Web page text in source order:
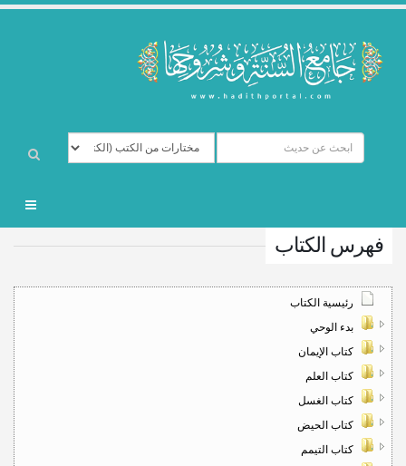
فهرس الكتاب
رئيسية الكتاب
بدء الوحي
كتاب الإيمان
كتاب العلم
كتاب الغسل
كتاب الحيض
كتاب التيمم